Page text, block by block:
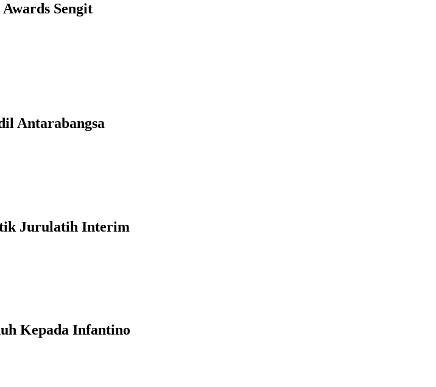
Sengit
Antarabangsa
Jurulatih Interim
Kepada Infantino